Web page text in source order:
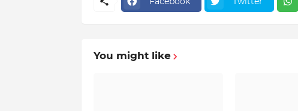
You might like